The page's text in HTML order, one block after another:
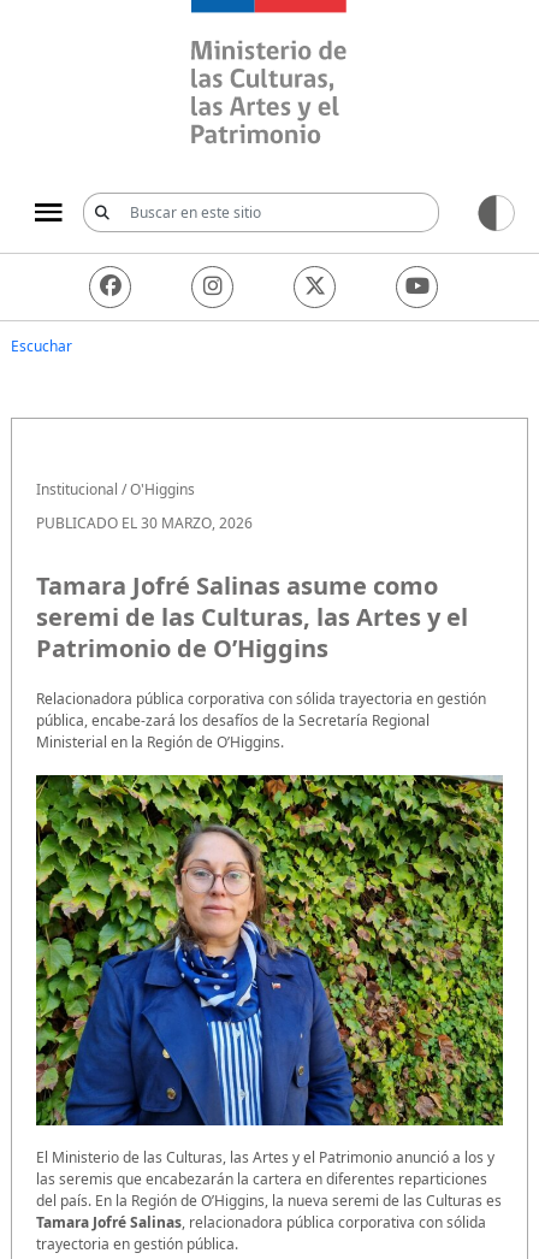
Ministerio de las
Escuchar
Institucional /O'Higgins
PUBLICADO EL 30 MARZO, 2026
Tamara Jofré Salinas asume como
seremi de las Culturas, las Artes y el
Patrimonio de O’Higgins
Relacionadora pública corporativa con sólida trayectoria en gestión
pública, encabe-zará los desafíos de la Secretaría Regional
Ministerial en la Región de O’Higgins.
El Ministerio de las Culturas, las Artes y el Patrimonio anunció a los y
las seremis que encabezarán la cartera en diferentes reparticiones
del país. En la Región de O’Higgins, la nueva seremi de las Culturas es
Tamara Jofré Salinas, relacionadora pública corporativa con sólida
trayectoria en gestión pública.